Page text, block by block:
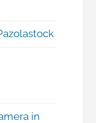
in